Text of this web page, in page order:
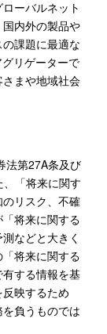
ーバルネット
内外の製品や
課題に最適な
リゲーターで
まや地域社会
法第27A条及び
「将来に関す
リスク、不確
将来に関する
などと大きく
将来に関する
する情報を基
映するため
負うものでは